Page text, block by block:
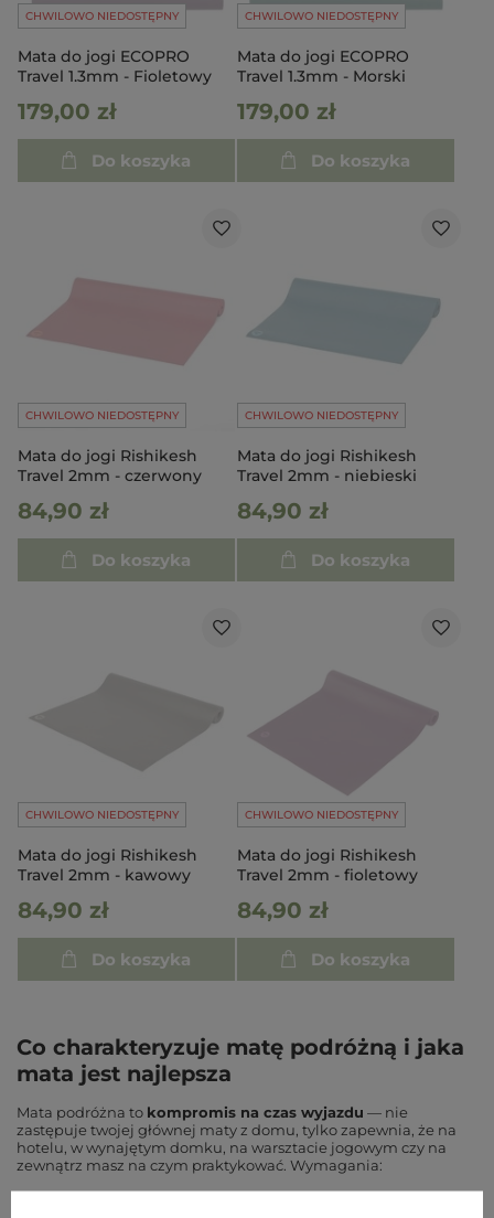
CHWILOWO NIEDOSTĘPNY
Mata do jogi ECOPRO
Travel 1.3mm - Fioletowy
179,00 zł
Do koszyka
CHWILOWO NIEDOSTĘPNY
Mata do jogi ECOPRO
Travel 1.3mm - Morski
179,00 zł
Do koszyka
CHWILOWO NIEDOSTĘPNY
Mata do jogi Rishikesh
Travel 2mm - czerwony
84,90 zł
Do koszyka
CHWILOWO NIEDOSTĘPNY
Mata do jogi Rishikesh
Travel 2mm - niebieski
84,90 zł
Do koszyka
CHWILOWO NIEDOSTĘPNY
Mata do jogi Rishikesh
Travel 2mm - kawowy
84,90 zł
Do koszyka
CHWILOWO NIEDOSTĘPNY
Mata do jogi Rishikesh
Travel 2mm - fioletowy
84,90 zł
Do koszyka
Co charakteryzuje matę podróżną i jaka
mata jest najlepsza
Mata podróżna to kompromis na czas wyjazdu — nie
zastępuje twojej głównej maty z domu, tylko zapewnia, że na
hotelu, w wynajętym domku, na warsztacie jogowym czy na
zewnątrz masz na czym praktykować. Wymagania: